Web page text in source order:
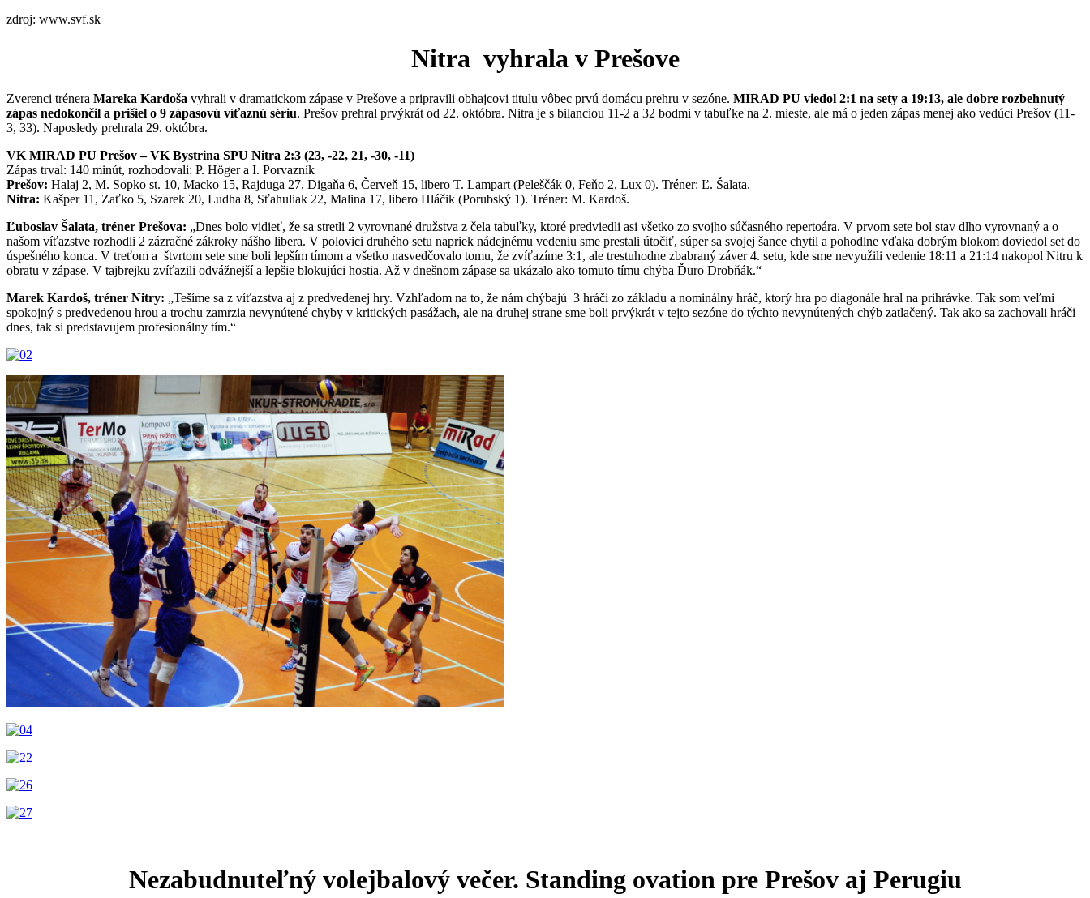
zdroj: www.svf.sk
Nitra vyhrala v Prešove
Zverenci trénera Mareka Kardoša vyhrali v dramatickom zápase v Prešove a pripravili obhajcovi titulu vôbec prvú domácu prehru v sezóne. MIRAD PU viedol 2:1 na sety a 19:13, ale dobre rozbehnutý
zápas nedokončil a prišiel o 9 zápasovú víťaznú sériu. Prešov prehral prvýkrát od 22. októbra. Nitra je s bilanciou 11-2 a 32 bodmi v tabuľke na 2. mieste, ale má o jeden zápas menej ako vedúci Prešov (11-
3, 33). Naposledy prehrala 29. októbra.
VK MIRAD PU Prešov – VK Bystrina SPU Nitra 2:3 (23, -22, 21, -30, -11)
Zápas trval: 140 minút, rozhodovali: P. Höger a I. Porvazník
Prešov: Halaj 2, M. Sopko st. 10, Macko 15, Rajduga 27, Digaňa 6, Červeň 15, libero T. Lampart (Peleščák 0, Feňo 2, Lux 0). Tréner: Ľ. Šalata.
Nitra: Kašper 11, Zaťko 5, Szarek 20, Ludha 8, Sťahuliak 22, Malina 17, libero Hláčik (Porubský 1). Tréner: M. Kardoš.
Ľuboslav Šalata, tréner Prešova: „Dnes bolo vidieť, že sa stretli 2 vyrovnané družstva z čela tabuľky, ktoré predviedli asi všetko zo svojho súčasného repertoára. V prvom sete bol stav dlho vyrovnaný a o
našom víťazstve rozhodli 2 zázračné zákroky nášho libera. V polovici druhého setu napriek nádejnému vedeniu sme prestali útočiť, súper sa svojej šance chytil a pohodlne vďaka dobrým blokom doviedol set do
úspešného konca. V treťom a štvrtom sete sme boli lepším tímom a všetko nasvedčovalo tomu, že zvíťazíme 3:1, ale trestuhodne zbabraný záver 4. setu, kde sme nevyužili vedenie 18:11 a 21:14 nakopol Nitru k
obratu v zápase. V tajbrejku zvíťazili odvážnejší a lepšie blokujúci hostia. Až v dnešnom zápase sa ukázalo ako tomuto tímu chýba Ďuro Drobňák.“
Marek Kardoš, tréner Nitry: „Tešíme sa z víťazstva aj z predvedenej hry. Vzhľadom na to, že nám chýbajú 3 hráči zo základu a nominálny hráč, ktorý hra po diagonále hral na prihrávke. Tak som veľmi
spokojný s predvedenou hrou a trochu zamrzia nevynútené chyby v kritických pasážach, ale na druhej strane sme boli prvýkrát v tejto sezóne do týchto nevynútených chýb zatlačený. Tak ako sa zachovali hráči
dnes, tak si predstavujem profesionálny tím.“
Nezabudnuteľný volejbalový večer. Standing ovation pre Prešov aj Perugiu